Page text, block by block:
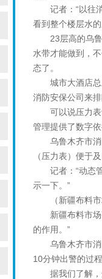
记者：“以往消
看到整个楼层水
23层高的乌鲁
水带才能做到，
态了。
城市大酒店总助
消防安保公司来
可以说压力表让
管理提供了数字
乌鲁木齐市消防
（压力表）便于
记者：“动态管
示一下。”
（新疆布料市
新疆布料市场张
的作用。”
乌鲁木齐市消防
10分钟出警的过
据我们了解，这